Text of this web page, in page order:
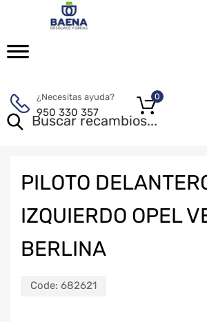
¿Necesitas ayuda?
950 330 357
0
PILOTO
IZQUIERDO OPEL
BERLINA
Code: 682621